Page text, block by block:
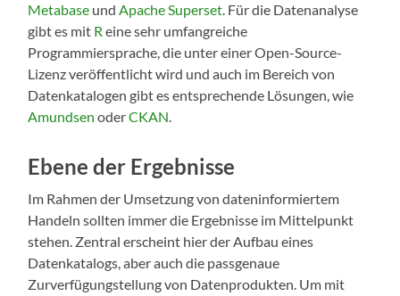
Metabase undApache Superset. Für die Datenanalyse
gibt es mit R eine sehr umfangreiche
Programmiersprache, die unter einer Open-Source-
Lizenz veröffentlicht wird und auch im Bereich von
Datenkatalogen gibt es entsprechende Lösungen, wie
Amundsen oderCKAN.
Ebene der Ergebnisse
Im Rahmen der Umsetzung von dateninformiertem
Handeln sollten immer die Ergebnisse im Mittelpunkt
stehen. Zentral erscheint hier der Aufbau eines
Datenkatalogs, aber auch die passgenaue
Zurverfügungstellung von Datenprodukten. Um mit